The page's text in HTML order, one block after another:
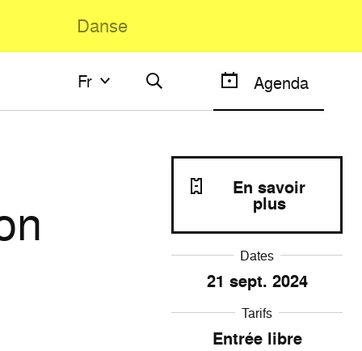
Danse
Fr
Fr Agenda
Dates
21 sept. 2024
Tarifs
Entrée libre
En savoir
plus